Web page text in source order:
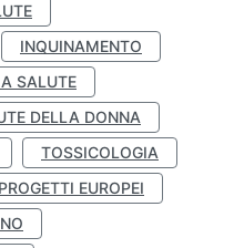
INQUINAMENTO
SALUTE
DELLA DONNA
TOSSICOLOGIA
PROGETTI EUROPEI